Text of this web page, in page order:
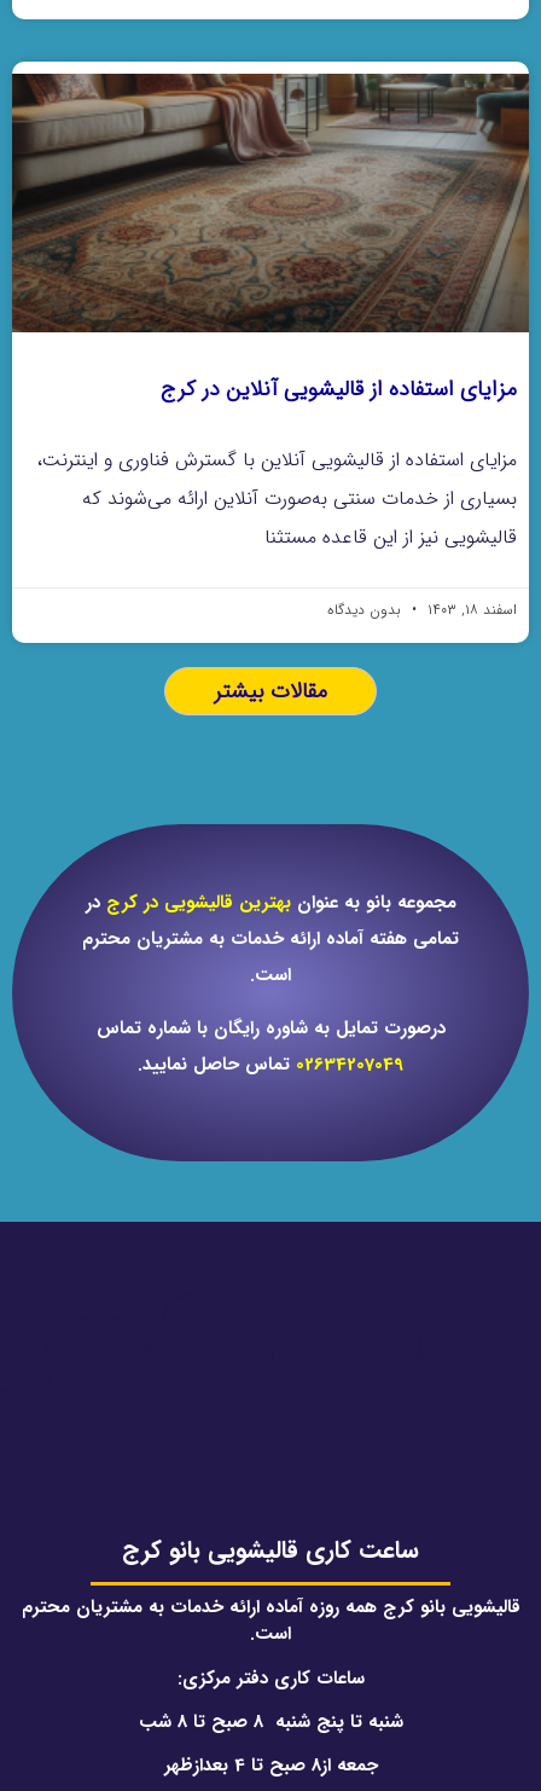
مزایای استفاده از قالیشویی آنلاین در کرج
مزایای استفاده از قالیشویی آنلاین با گسترش فناوری و اینترنت،
بسیاری از خدمات سنتی به‌صورت آنلاین ارائه می‌شوند که
قالیشویی نیز از این قاعده مستثنا
اسفند ۱۸, ۱۴۰۳ بدون دیدگاه
مقالات بیشتر
مجموعه بانو به عنوانبهترین قالیشویی در کرج در
تمامی هفته آماده ارائه خدمات به مشتریان محترم
است.
درصورت تمایل به شاوره رایگان با شماره تماس
02634207049 تماس حاصل نمایید.
ساعت کاری قالیشویی بانو کرج
قالیشویی بانو کرج همه روزه آماده ارائه خدمات به مشتریان محترم
است.
ساعات کاری دفتر مرکزی:
شنبه تا پنج شنبه 8 صبح تا 8 شب
جمعه از8 صبح تا 4 بعدازظهر